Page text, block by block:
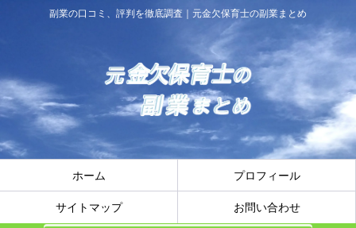
副業の口コミ、評判を徹底調査｜元金欠保育士の副業まとめ
ホーム プロフィール
サイトマップ お問い合わせ